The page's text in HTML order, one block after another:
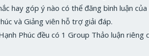
hay góp ý nào có thể đăng bình luận
và Giảng viên hỗ trợ giải đáp.
Phúc đều có 1 Group Thảo luận